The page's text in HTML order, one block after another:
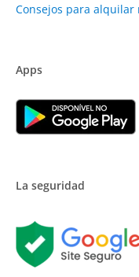
Consejos para alquilar
Apps
La seguridad